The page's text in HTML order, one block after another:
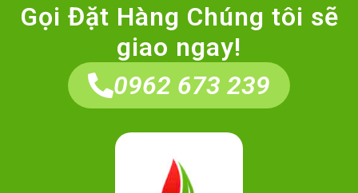
Gọi Đặt Hàng Chúng tôi sẽ
giao ngay!
0962 673 239